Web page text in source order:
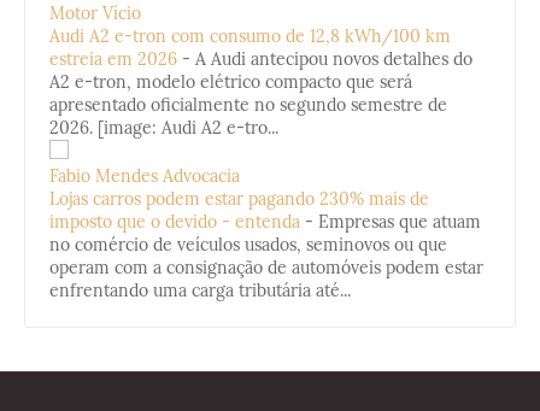
Motor Vício
Audi A2 e-tron com consumo de 12,8 kWh/100 km
estreia em 2026 - A Audi antecipou novos detalhes do
A2 e-tron, modelo elétrico compacto que será
apresentado oficialmente no segundo semestre de
2026. [image: Audi A2 e-tro...
Fabio Mendes Advocacia
Lojas carros podem estar pagando 230% mais de
imposto que o devido - entenda - Empresas que atuam
no comércio de veículos usados, seminovos ou que
operam com a consignação de automóveis podem estar
enfrentando uma carga tributária até...